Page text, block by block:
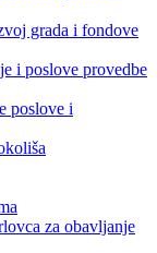
grada i fondove
i poslove provedbe
poslove i
za obavljanje